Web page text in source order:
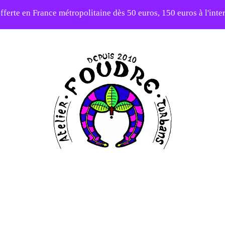
en France métropolitaine dès 50 euros, 150 euros à
en vacances ! Expédition des commandes à partir du 31/
-20% sur tout le site avec le code PATIENCE